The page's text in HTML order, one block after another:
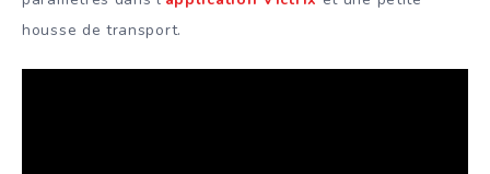
housse de transport.